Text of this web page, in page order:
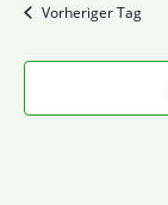
Vorheriger Tag